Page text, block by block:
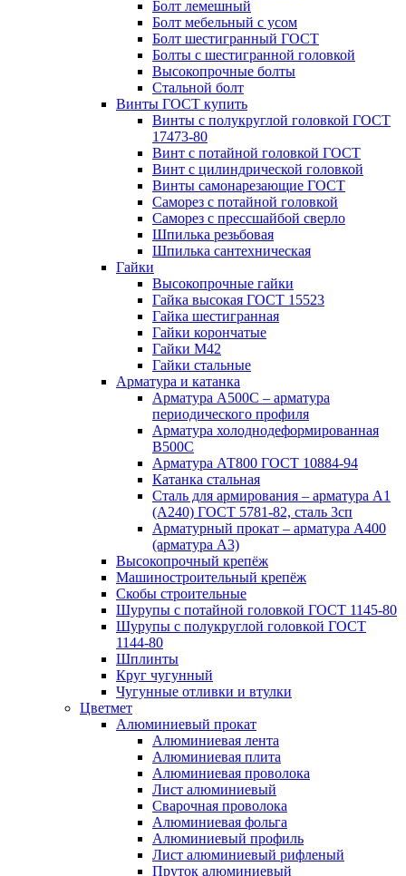
Болт лемешный
Болт мебельный с усом
Болт шестигранный ГОСТ
Болты с шестигранной головкой
Высокопрочные болты
Стальной болт
Винты ГОСТ купить
Винты с полукруглой головкой ГОСТ
17473-80
Винт с потайной головкой ГОСТ
Винт с цилиндрической головкой
Винты самонарезающие ГОСТ
Саморез с потайной головкой
Саморез с прессшайбой сверло
Шпилька резьбовая
Шпилька сантехническая
Гайки
Высокопрочные гайки
Гайка высокая ГОСТ 15523
Гайка шестигранная
Гайки корончатые
Гайки М42
Гайки стальные
Арматура и катанка
Арматура А500С – арматура
периодического профиля
Арматура холоднодеформированная
В500С
Арматура АТ800 ГОСТ 10884-94
Катанка стальная
Сталь для армирования – арматура А1
(А240) ГОСТ 5781-82, сталь 3сп
Арматурный прокат – арматура А400
(арматура А3)
Высокопрочный крепёж
Машиностроительный крепёж
Скобы строительные
Шурупы с потайной головкой ГОСТ 1145-80
Шурупы с полукруглой головкой ГОСТ
1144-80
Шплинты
Круг чугунный
Чугунные отливки и втулки
Цветмет
Алюминиевый прокат
Алюминиевая лента
Алюминиевая плита
Алюминиевая проволока
Лист алюминиевый
Сварочная проволока
Алюминиевая фольга
Алюминиевый профиль
Лист алюминиевый рифленый
Пруток алюминиевый